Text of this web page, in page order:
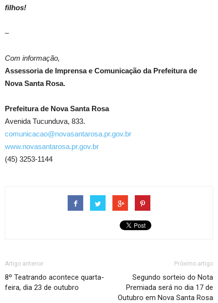
filhos!
–
Com informação,
Assessoria de Imprensa e Comunicação da Prefeitura de
Nova Santa Rosa.
Prefeitura de Nova Santa Rosa
Avenida Tucunduva, 833.
comunicacao@novasantarosa.pr.gov.br
www.novasantarosa.pr.gov.br
(45) 3253-1144
Artigo anterior
8º Teatrando acontece quarta-
feira, dia 23 de outubro
Próximo artigo
Segundo sorteio do Nota
Premiada será no dia 17 de
Outubro em Nova Santa Rosa